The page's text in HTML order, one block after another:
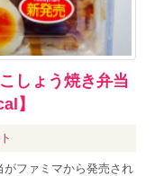
しょう焼き弁当
】
ファミマから発売され